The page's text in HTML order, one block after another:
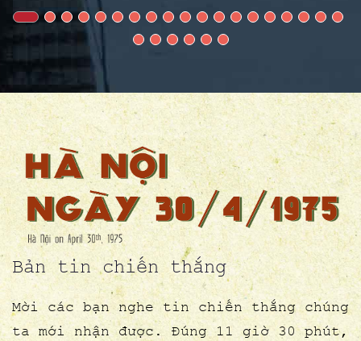
Bản tin chiến thắng
Mời các bạn nghe tin chiến thắng chúng
ta mới nhận được. Đúng 11 giờ 30 phút,